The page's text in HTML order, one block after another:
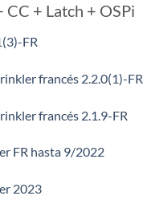
+ Latch + OSPi
FR
francés 2.2.0(1)-FR
francés 2.1.9-FR
FR hasta 9/2022
2023